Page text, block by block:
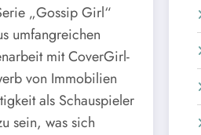
„Gossip Girl“
umfangreichen
mit CoverGirl-
von Immobilien
als Schauspieler
sein, was sich